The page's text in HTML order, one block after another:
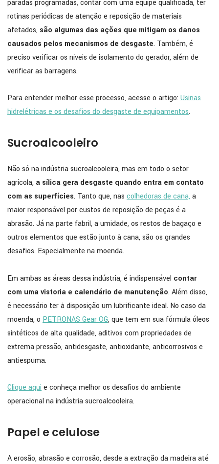
paradas programadas, contar com uma equipe qualificada, ter
rotinas periódicas de atenção e reposição de materiais
afetados, são algumas das ações que mitigam os danos
causados pelos mecanismos de desgaste. Também, é
preciso verificar os níveis de isolamento do gerador, além de
verificar as barragens.
Para entender melhor esse processo, acesse o artigo:Usinas
hidrelétricas e os desafios do desgaste de equipamentos.
Sucroalcooleiro
Não só na indústria sucroalcooleira, mas em todo o setor
agrícola, a sílica gera desgaste quando entra em contato
com as superfícies. Tanto que, nas colhedoras de cana, a
maior responsável por custos de reposição de peças é a
abrasão. Já na parte fabril, a umidade, os restos de bagaço e
outros elementos que estão junto à cana, são os grandes
desafios. Especialmente na moenda.
Em ambas as áreas dessa indústria, é indispensável contar
com uma vistoria e calendário de manutenção. Além disso,
é necessário ter à disposição um lubrificante ideal. No caso da
moenda, o PETRONAS Gear OG, que tem em sua fórmula óleos
sintéticos de alta qualidade, aditivos com propriedades de
extrema pressão, antidesgaste, antioxidante, anticorrosivos e
antiespuma.
Clique aqui e conheça melhor os desafios do ambiente
operacional na indústria sucroalcooleira.
Papel e celulose
A erosão, abrasão e corrosão, desde a extração da madeira até